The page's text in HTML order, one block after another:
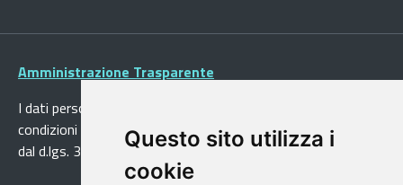
Questo sito utilizza i
cookie
Amministrazione Trasparente
I dati personali pubblicati sono riutilizzabili solo alle
condizioni previste dalla direttiva comunitaria 2003/98/CE e
dal d.lgs. 36/2006